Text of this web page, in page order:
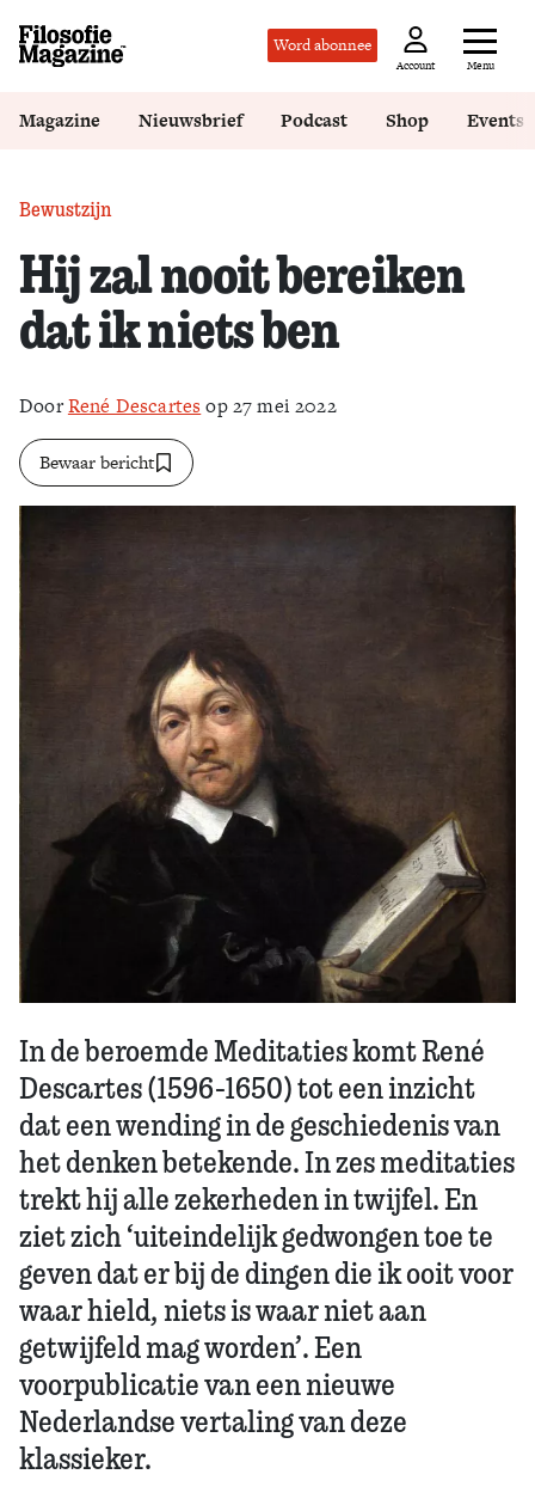
Word abonnee
Account Menu
Magazine Nieuwsbrief Podcast Shop Events
Bewustzijn
Hij zal nooit bereiken
dat ik niets ben
DoorRené Descartes op 27 mei 2022
Bewaar bericht
In de beroemde Meditaties komt René
Descartes (1596-1650) tot een inzicht
dat een wending in de geschiedenis van
het denken betekende. In zes meditaties
trekt hij alle zekerheden in twijfel. En
ziet zich ‘uiteindelijk gedwongen toe te
geven dat er bij de dingen die ik ooit voor
waar hield, niets is waar niet aan
getwijfeld mag worden’. Een
voorpublicatie van een nieuwe
Nederlandse vertaling van deze
klassieker.